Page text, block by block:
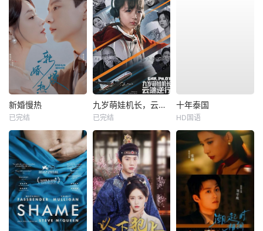
新婚慢热
已完结
九岁萌娃机长，云端逆行
已完结
十年泰国
HD国语